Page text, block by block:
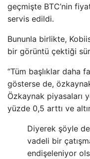
geçmişte BTC’nin
servis edildi.
Bununla birlikte,
bir görüntü çektiği
“Tüm başlıklar daha
gösterse de,
Özkaynak piyasaları
yüzde 0,5 arttı ve
Diyerek şöyle
vadeli bir
endişeleniyor